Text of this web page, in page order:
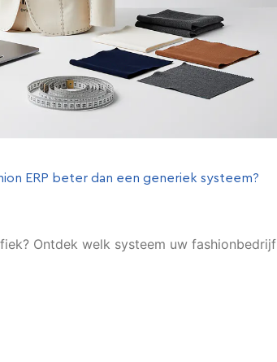
ERP beter dan een generiek systeem?
Ontdek welk systeem uw fashionbedrijf